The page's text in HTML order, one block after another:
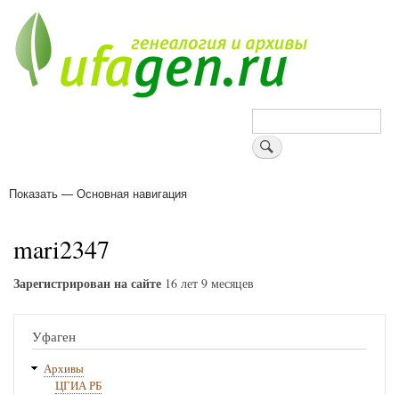
основному
содержанию
Поиск
Основная
Показать — Основная навигация
mari2347
Зарегистрирован на сайте 16 лет 9 месяцев
Уфаген
Архивы
ЦГИА РБ